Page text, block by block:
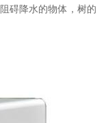
碍降水的物体，树的